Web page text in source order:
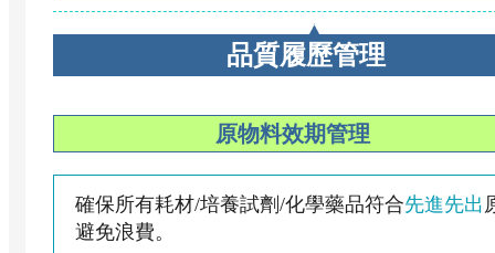
品質履歷管理
原物料效期管理
確保所有耗材/培養試劑/化學藥品符合先進先出
避免浪費。